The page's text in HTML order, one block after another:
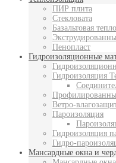
ПИР плита
Стекловата
Базальтовая
Пенопласт
Гидроизоляционные
Гидроизоляция
Ветро-
Пароизоляция
Гидроизоляция
Гидро-
Мансардные окна и